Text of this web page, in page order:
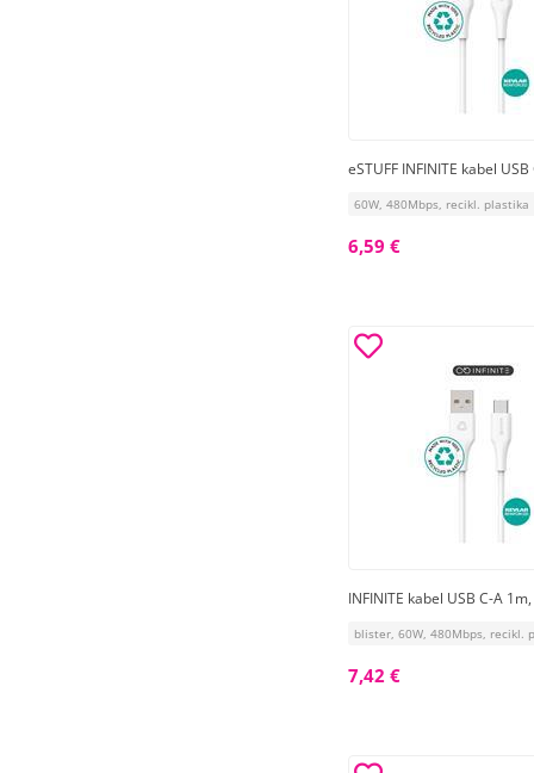
eSTUFF INFINITE kabel
60W, 480Mbps, recikl. plastika
6,59 €
INFINITE kabel USB C-A
blister, 60W, 480Mbps, recikl.
7,42 €